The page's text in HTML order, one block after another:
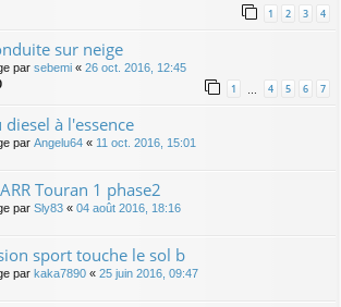
1 2 3 4
sur neige
par sebemi « 26 oct. 2016, 12:45
1 4 5 6 7
diesel à l'essence
par Angelu64 « 11 oct. 2016, 15:01
Touran 1 phase2
par Sly83 « 04 août 2016, 18:16
sport touche le sol b
par kaka7890 « 25 juin 2016, 09:47